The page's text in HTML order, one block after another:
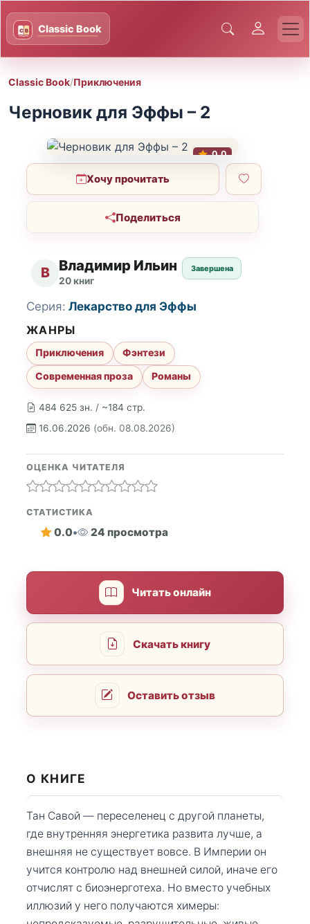
Classic Book/Приключения
Черновик для Эффы – 2
0.0
Хочу прочитать
Поделиться
В Владимир Ильин
20 книг
Завершена
484 625 зн. / ~184 стр.
16.06.2026 (обн. 08.08.2026)
Серия: Лекарство для Эффы
ЖАНРЫ
Приключения
Фэнтези
Современная проза
Романы
ОЦЕНКА ЧИТАТЕЛЯ
СТАТИСТИКА
0.0• 24 просмотра
Читать онлайн
Скачать книгу
Оставить отзыв
О КНИГЕ
Тан Савой — переселенец с другой планеты,
где внутренняя энергетика развита лучше, а
внешняя не существует вовсе. В Империи он
учится контролю над внешней силой, иначе его
отчислят с биоэнерготеха. Но вместо учебных
иллюзий у него получаются химеры: